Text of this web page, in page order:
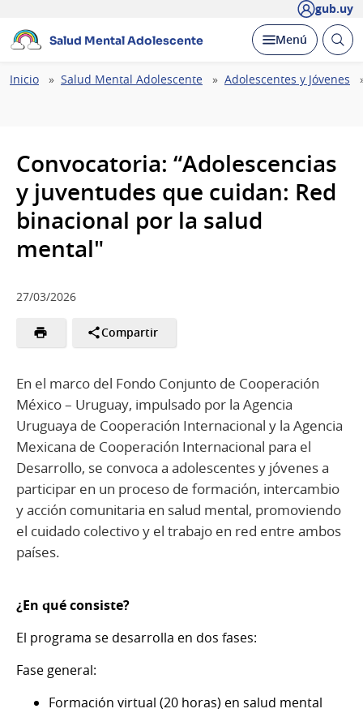
gub.uy
Salud Mental Adolescente Desplegar
Menú Abrir
Ruta
Inicio Salud Mental Adolescente Adolescentes y Jóvenes
Convocatoria: “Adolescencias
y juventudes que cuidan: Red
binacional por la salud
mental"
27/03/2026
Compartir
En el marco del Fondo Conjunto de Cooperación
México – Uruguay, impulsado por la Agencia
Uruguaya de Cooperación Internacional y la Agencia
Mexicana de Cooperación Internacional para el
Desarrollo, se convoca a adolescentes y jóvenes a
participar en un proceso de formación, intercambio
y acción comunitaria en salud mental, promoviendo
el cuidado colectivo y el trabajo en red entre ambos
países.
¿En qué consiste?
El programa se desarrolla en dos fases:
Fase general:
Formación virtual (20 horas) en salud mental